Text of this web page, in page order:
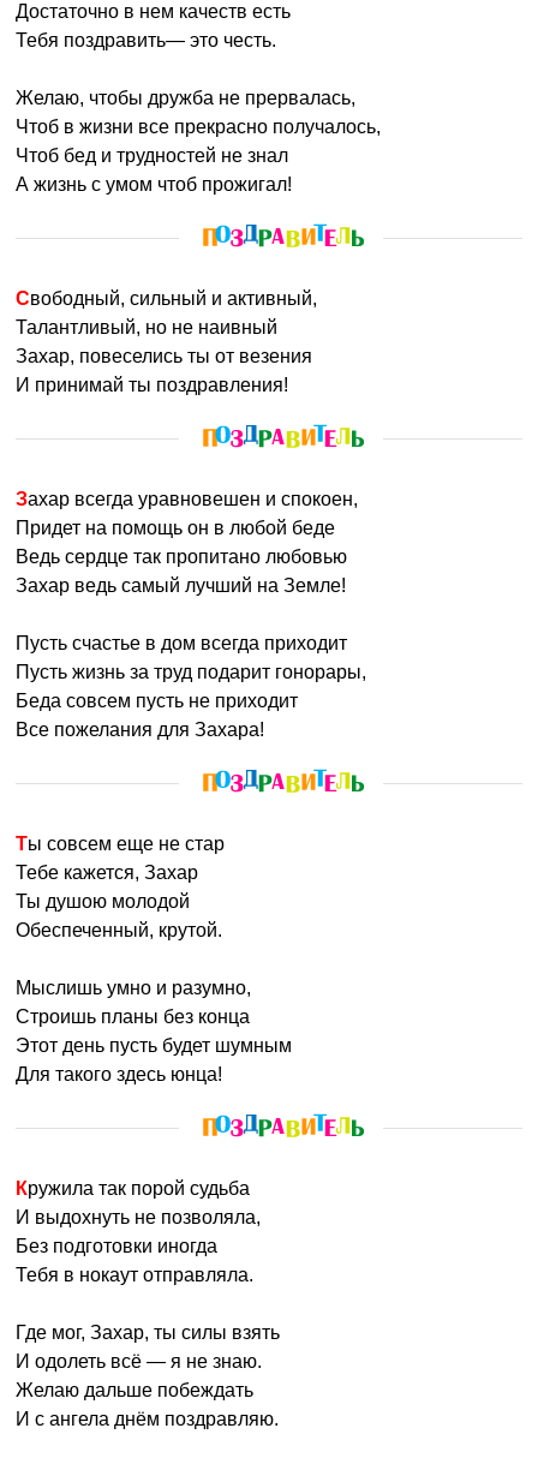
Достаточно в нем качеств есть
Тебя поздравить— это честь.
Желаю, чтобы дружба не прервалась,
Чтоб в жизни все прекрасно получалось,
Чтоб бед и трудностей не знал
А жизнь с умом чтоб прожигал!
Свободный, сильный и активный,
Талантливый, но не наивный
Захар, повеселись ты от везения
И принимай ты поздравления!
Захар всегда уравновешен и спокоен,
Придет на помощь он в любой беде
Ведь сердце так пропитано любовью
Захар ведь самый лучший на Земле!
Пусть счастье в дом всегда приходит
Пусть жизнь за труд подарит гонорары,
Беда совсем пусть не приходит
Все пожелания для Захара!
Ты совсем еще не стар
Тебе кажется, Захар
Ты душою молодой
Обеспеченный, крутой.
Мыслишь умно и разумно,
Строишь планы без конца
Этот день пусть будет шумным
Для такого здесь юнца!
Кружила так порой судьба
И выдохнуть не позволяла,
Без подготовки иногда
Тебя в нокаут отправляла.
Где мог, Захар, ты силы взять
И одолеть всё — я не знаю.
Желаю дальше побеждать
И с ангела днём поздравляю.